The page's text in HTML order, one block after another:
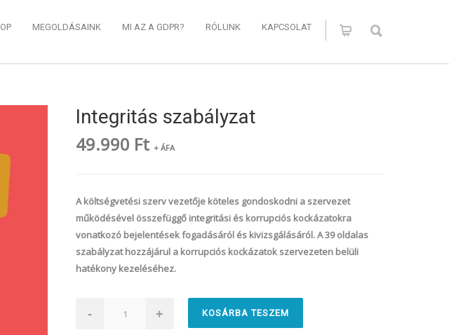
MEGOLDÁSAINK MI AZ A GDPR? RÓLUNK KAPCSOLAT
Integritás szabályzat
49.990 Ft + ÁFA
A költségvetési szerv vezetője köteles gondoskodni a szervezet
működésével összefüggő integritási és korrupciós kockázatokra
vonatkozó bejelentések fogadásáról és kivizsgálásáról. A 39 oldalas
szabályzat hozzájárul a korrupciós kockázatok szervezeten belüli
hatékony kezeléséhez.
- + KOSÁRBA TESZEM